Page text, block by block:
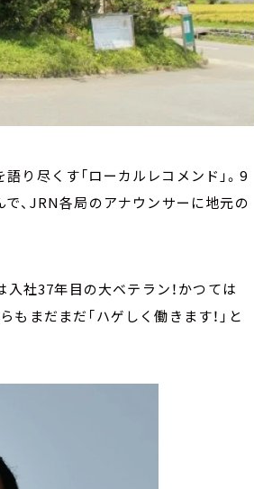
り尽くす「ローカルレコメンド」。9
、JRN各局のアナウンサーに地元の
入社37年目の大ベテラン！かつては
もまだまだ「ハゲしく働きます！」と